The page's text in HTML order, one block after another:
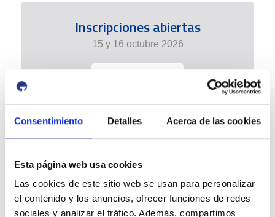
Consentimiento Detalles Acerca de las cookies
Esta página web usa cookies
Las cookies de este sitio web se usan para personalizar
el contenido y los anuncios, ofrecer funciones de redes
sociales y analizar el tráfico. Además, compartimos
Inscripciones abiertas
15 y 16 octubre 2026